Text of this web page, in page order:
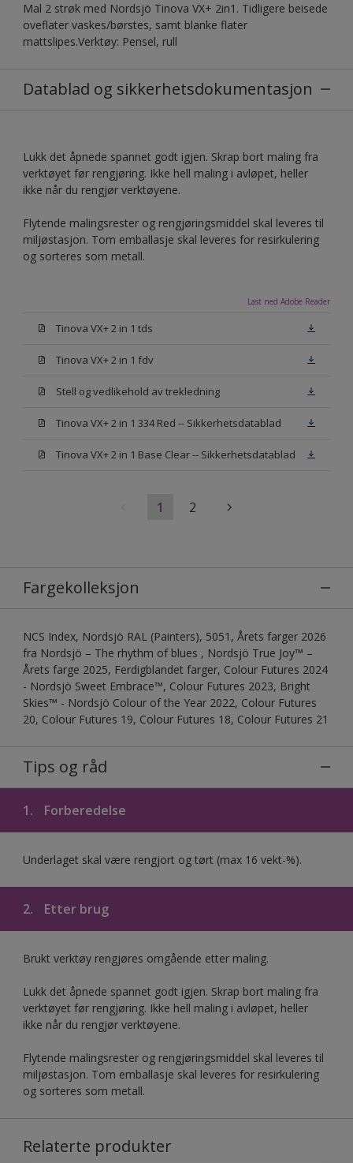
Mal 2 strøk med Nordsjö Tinova VX+ 2in1. Tidligere beisede
oveflater vaskes/børstes, samt blanke flater
mattslipes.Verktøy: Pensel, rull
Datablad og sikkerhetsdokumentasjon
Lukk det åpnede spannet godt igjen. Skrap bort maling fra
verktøyet før rengjøring. Ikke hell maling i avløpet, heller
ikke når du rengjør verktøyene.
Flytende malingsrester og rengjøringsmiddel skal leveres til
miljøstasjon. Tom emballasje skal leveres for resirkulering
og sorteres som metall.
Last ned Adobe Reader
Tinova VX+ 2 in 1 tds
Tinova VX+ 2 in 1 fdv
Stell og vedlikehold av trekledning
Tinova VX+ 2 in 1 334 Red -- Sikkerhetsdatablad
Tinova VX+ 2 in 1 Base Clear -- Sikkerhetsdatablad
1 2
Fargekolleksjon
NCS Index, Nordsjö RAL (Painters), 5051, Årets farger 2026
fra Nordsjö – The rhythm of blues , Nordsjö True Joy™ –
Årets farge 2025, Ferdigblandet farger, Colour Futures 2024
- Nordsjö Sweet Embrace™, Colour Futures 2023, Bright
Skies™ - Nordsjö Colour of the Year 2022, Colour Futures
20, Colour Futures 19, Colour Futures 18, Colour Futures 21
Tips og råd
1. Forberedelse
Underlaget skal være rengjort og tørt (max 16 vekt-%).
2. Etter brug
Brukt verktøy rengjøres omgående etter maling.
Lukk det åpnede spannet godt igjen. Skrap bort maling fra
verktøyet før rengjøring. Ikke hell maling i avløpet, heller
ikke når du rengjør verktøyene.
Flytende malingsrester og rengjøringsmiddel skal leveres til
miljøstasjon. Tom emballasje skal leveres for resirkulering
og sorteres som metall.
Relaterte produkter